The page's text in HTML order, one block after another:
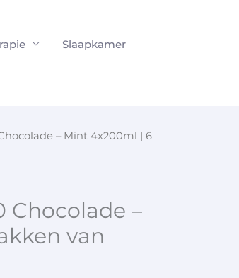
Slaapkamer
– Mint 4x200ml | 6
Chocolade –
van